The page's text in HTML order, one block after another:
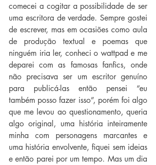
comecei a cogitar a possibilidade de ser
uma escritora de verdade. Sempre gostei
de escrever, mas em ocasiões como aula
de produção textual e poemas que
ninguém iria ler, conheci o wattpad e me
deparei com as famosas fanfics, onde
não precisava ser um escritor genuíno
para publicá-las então pensei “eu
também posso fazer isso”, porém foi algo
que me levou ao questionamento, queria
algo original, uma história inteiramente
minha com personagens marcantes e
uma história envolvente, fiquei sem ideias
e então parei por um tempo. Mas um dia